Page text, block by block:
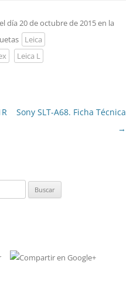
día 20 de octubre de 2015 en la
Leica
Leica L
Sony SLT-A68. Ficha Técnica
→